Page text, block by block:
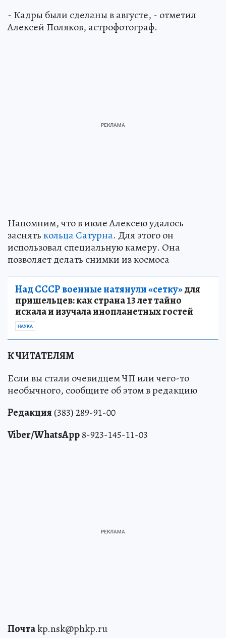
- Кадры были сделаны в августе, - отметил
Алексей Поляков, астрофотограф.
Напомним, что в июле Алексею удалось
заснятькольца Сатурна. Для этого он
использовал специальную камеру. Она
позволяет делать снимки из космоса
Над СССР военные натянули «сетку»для
пришельцев: как страна 13 лет тайно
искала и изучала инопланетных гостей
НАУКА
К ЧИТАТЕЛЯМ
Если вы стали очевидцем ЧП или чего-то
необычного, сообщите об этом в редакцию
Редакция (383) 289-91-00
Viber/WhatsApp8-923-145-11-03
Почтаkp.nsk@phkp.ru